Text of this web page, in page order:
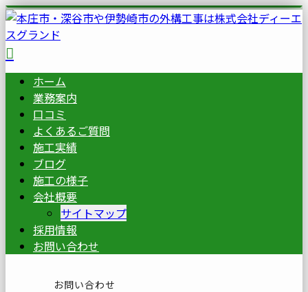
ホーム
業務案内
口コミ
よくあるご質問
施工実績
ブログ
施工の様子
会社概要
サイトマップ
採用情報
お問い合わせ
お問い合わせ